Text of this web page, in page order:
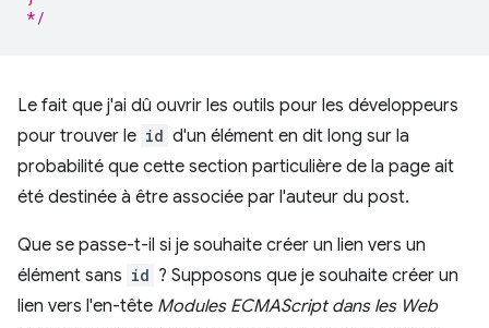
*/
Le fait que j'ai dû ouvrir les outils pour les développeurs
pour trouver le id d'un élément en dit long sur la
probabilité que cette section particulière de la page ait
été destinée à être associée par l'auteur du post.
Que se passe-t-il si je souhaite créer un lien vers un
élément sans id ? Supposons que je souhaite créer un
lien vers l'en-tête Modules ECMAScript dans les Web